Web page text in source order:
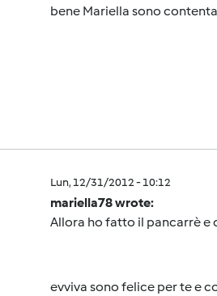
bene Mariella sono
Lun, 12/31/2012 - 10:12
mariella78 wrote:
Allora ho fatto il pancarrè e
evviva sono felice per te e